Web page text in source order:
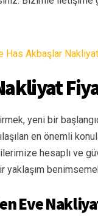
yeni bir
en önemli
hesaplı ve
yaklaşım
Eve